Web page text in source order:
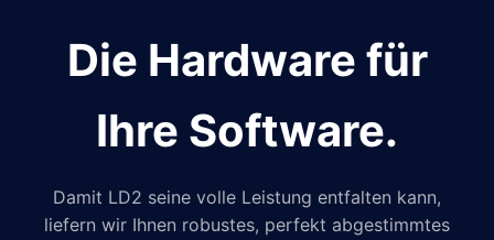
Die Hardware für
Ihre Software.
Damit LD2 seine volle Leistung entfalten kann,
liefern wir Ihnen robustes, perfekt abgestimmtes